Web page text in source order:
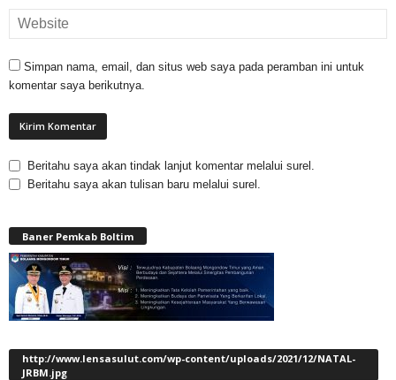
Simpan nama, email, dan situs web saya pada peramban ini untuk
komentar saya berikutnya.
Beritahu saya akan tindak lanjut komentar melalui surel.
Beritahu saya akan tulisan baru melalui surel.
Baner Pemkab Boltim
http://www.lensasulut.com/wp-content/uploads/2021/12/NATAL-
JRBM.jpg